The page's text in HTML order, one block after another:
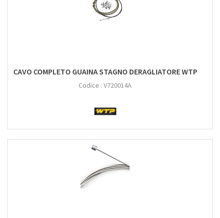
CAVO COMPLETO GUAINA STAGNO DERAGLIATORE WTP
Codice : V720014A